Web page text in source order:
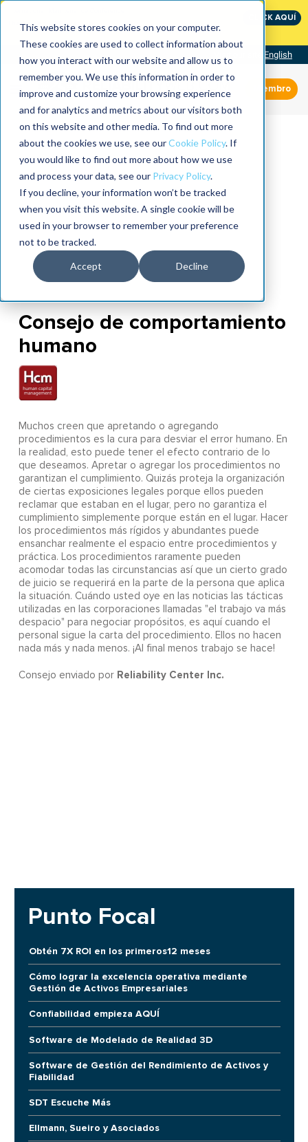
This website stores cookies on your computer.
These cookies are used to collect information about
how you interact with our website and allow us to
remember you. We use this information in order to
improve and customize your browsing experience
and for analytics and metrics about our visitors both
on this website and other media. To find out more
about the cookies we use, see ourCookie Policy. If
you would like to find out more about how we use
and process your data, see our Privacy Policy.
If you decline, your information won’t be tracked
when you visit this website. A single cookie will be
used in your browser to remember your preference
not to be tracked.
Accept Decline
The Speed of Reliability
CLICK AQUÍ
English
Miembro
Consejo de comportamiento
humano
Muchos creen que apretando o agregando
procedimientos es la cura para desviar el error humano. En
la realidad, esto puede tener el efecto contrario de lo
que deseamos. Apretar o agregar los procedimientos no
garantizan el cumplimiento. Quizás proteja la organización
de ciertas exposiciones legales porque ellos pueden
reclamar que estaban en el lugar, pero no garantiza el
cumplimiento simplemente porque están en el lugar. Hacer
los procedimientos más rígidos y abundantes puede
ensanchar realmente el espacio entre procedimientos y
práctica. Los procedimientos raramente pueden
acomodar todas las circunstancias así que un cierto grado
de juicio se requerirá en la parte de la persona que aplica
la situación. Cuándo usted oye en las noticias las tácticas
utilizadas en las corporaciones llamadas "el trabajo va más
despacio" para negociar propósitos, es aquí cuando el
personal sigue la carta del procedimiento. Ellos no hacen
nada más y nada menos. ¡Al final menos trabajo se hace!
Consejo enviado porReliability Center Inc.
Punto Focal
Obtén 7X ROI en los primeros12 meses
Cómo lograr la excelencia operativa mediante
Gestión de Activos Empresariales
Confiabilidad empieza AQUÍ
Software de Modelado de Realidad 3D
Software de Gestión del Rendimiento de Activos y
Fiabilidad
SDT Escuche Más
Ellmann, Sueiro y Asociados